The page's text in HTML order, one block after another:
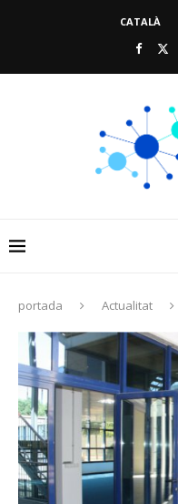
CATALÀ
portada Actualitat